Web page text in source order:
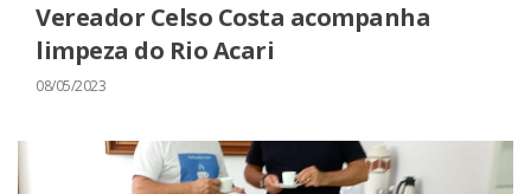
Vereador Celso Costa acompanha
limpeza do Rio Acari
08/05/2023